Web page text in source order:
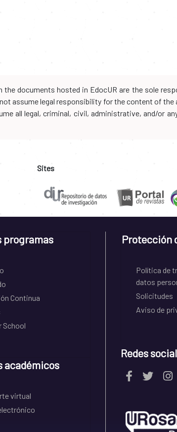
the documents hosted in EdocUR are the sole
assume legal responsibility for the content of
all legal, criminal, civil, administrative, and/or
Sites
programas
Continua
School
académicos
virtual
Protección
Política de
datos
Solicitudes
Aviso de
Redes